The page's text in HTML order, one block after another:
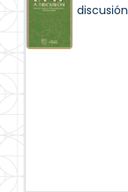
discusión